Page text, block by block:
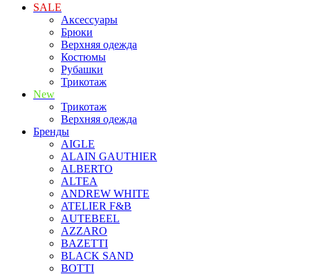
SALE
Аксессуары
Брюки
Верхняя одежда
Костюмы
Рубашки
Трикотаж
New
Трикотаж
Верхняя одежда
Бренды
AIGLE
ALAIN GAUTHIER
ALBERTO
ALTEA
ANDREW WHITE
ATELIER F&B
AUTEBEEL
AZZARO
BAZETTI
BLACK SAND
BOTTI